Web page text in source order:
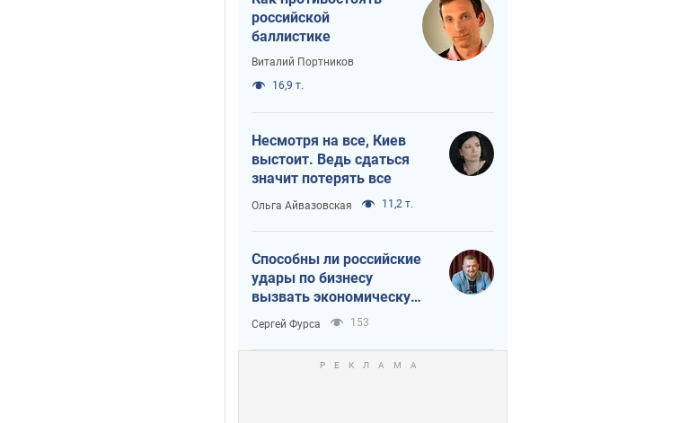
российской
баллистике
Виталий Портников
16,9 т.
Несмотря на все, Киев
выстоит. Ведь сдаться
значит потерять все
Ольга Айвазовская 11,2 т.
Способны ли российские
удары по бизнесу
вызвать экономическую
катастрофу?
Сергей Фурса 153